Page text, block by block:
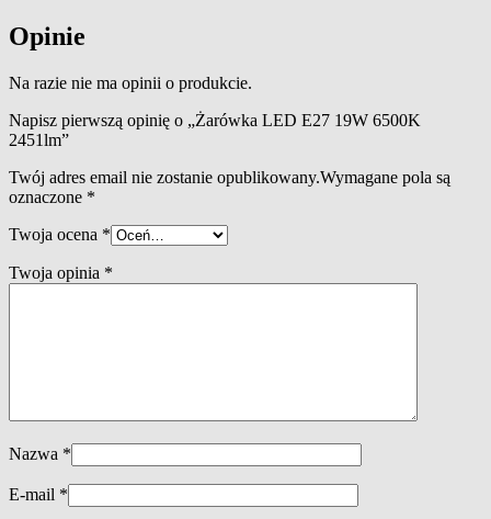
Opinie
Na razie nie ma opinii o produkcie.
Napisz pierwszą opinię o „Żarówka LED E27 19W 6500K
2451lm”
Twój adres email nie zostanie opublikowany.Wymagane pola są
oznaczone *
Twoja ocena *
Twoja opinia *
Nazwa *
E-mail *